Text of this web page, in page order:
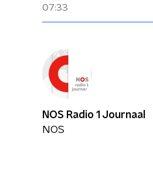
07:33
NOS Radio 1 Journaal
NOS